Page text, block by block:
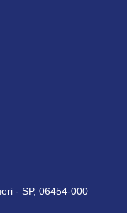
- SP, 06454-000